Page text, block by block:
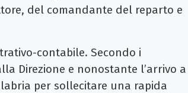
del comandante del reparto e
contabile. Secondo i
Direzione e nonostante l’arrivo a
per sollecitare una rapida